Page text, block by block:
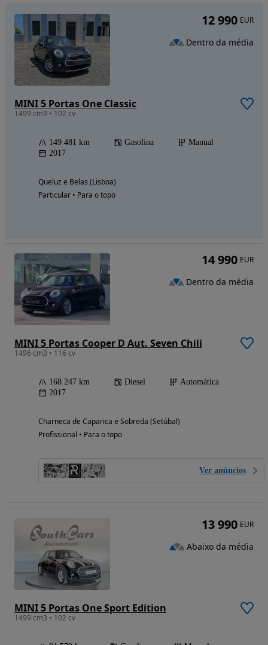
MINI 5 Portas One Classic
1499 cm3 • 102 cv
149 481 km Gasolina
Manual
2017
Queluz e Belas (Lisboa)
Particular • Para o topo
12 990 EUR
Dentro da média
MINI 5 Portas Cooper D Aut. Seven Chili
1496 cm3 • 116 cv
168 247 km Diesel
Automática
2017
Charneca de Caparica e Sobreda (Setúbal)
Profissional • Para o topo
Ver anúncios
14 990 EUR
Dentro da média
MINI 5 Portas One Sport Edition
1499 cm3 • 102 cv
13 990 EUR
Abaixo da média